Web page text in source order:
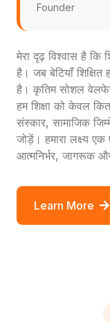
Founder
मेरा दृढ़ विश्वास है कि
है। जब बेटियाँ शिक्षित
है। कृतिम सोशल
हम शिक्षा को केवल
संस्कार, सामाजिक
जोड़ें। हमारा लक्ष्य एक
आत्मनिर्भर, जागरूक
Learn More